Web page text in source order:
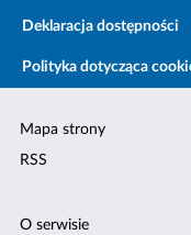
Deklaracja dostępności
Polityka dotycząca
Mapa strony
RSS
O serwisie